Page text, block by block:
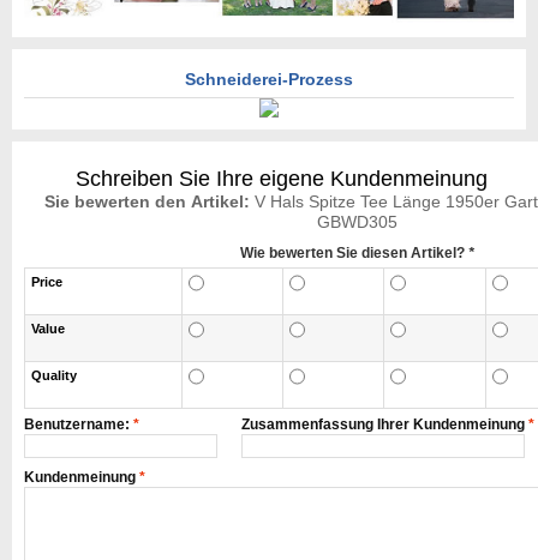
Schneiderei-Prozess
Schreiben Sie Ihre eigene Kundenmeinung
Sie bewerten den Artikel: V Hals Spitze Tee Länge 1950er
GBWD305
Wie bewerten Sie diesen Artikel? *
Price
Value
Quality
*
Benutzername: *
Zusammenfassung Ihrer Kundenmeinung
*
Kundenmeinung